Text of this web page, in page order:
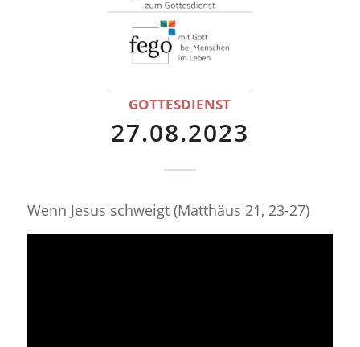
GOTTESDIENST
27.08.2023
Wenn Jesus schweigt (Matthäus 21, 23-27)